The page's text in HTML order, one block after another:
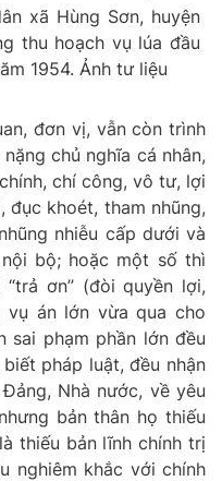
xã Hùng Sơn, huyện
thu hoạch vụ lúa đầu
1954. Ảnh tư liệu
đơn vị, vẫn còn trình
chủ nghĩa cá nhân,
chí công, vô tư, lợi
khoét, tham nhũng,
nhiễu cấp dưới và
bộ; hoặc một số thì
“trả ơn”(đòi quyền lợi,
vụ án lớn vừa qua cho
sai phạm phần lớn đều
pháp luật, đều nhận
Nhà nước, về yêu
bản thân họ thiếu
thiếu bản lĩnh chính trị
nghiêm khắc với chính